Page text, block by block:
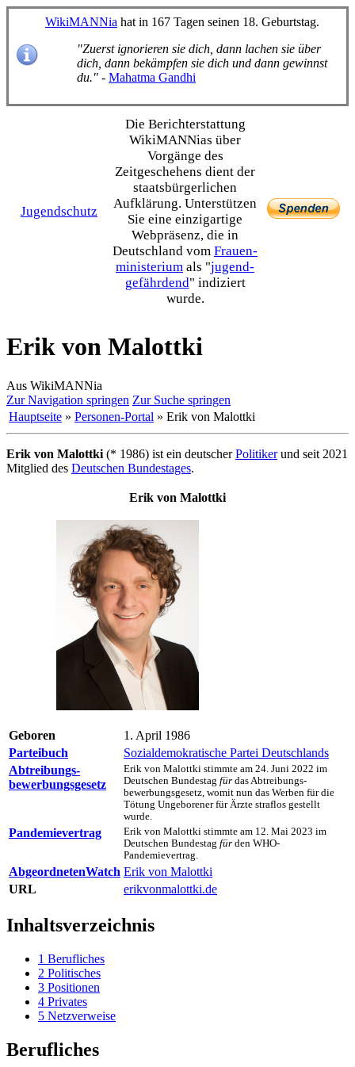
WikiMANNia hat in 167 Tagen seinen 18. Geburtstag.
"Zuerst ignorieren sie dich, dann lachen sie über
dich, dann bekämpfen sie dich und dann gewinnst
du." - Mahatma Gandhi
Jugendschutz
Die Bericht­erstattung
WikiMANNias über
Vorgänge des
Zeitgeschehens dient der
staats­bürgerlichen
Aufklärung. Unterstützen
Sie eine einzig­artige
Webpräsenz, die in
Deutschland vom Frauen­
ministerium als "jugend­
gefährdend" indiziert
wurde.
Erik von Malottki
Aus WikiMANNia
Zur Navigation springen Zur Suche springen
Hauptseite » Personen-Portal » Erik von Malottki
Erik von Malottki (* 1986) ist ein deutscherPolitikerund seit 2021
Mitglied des Deutschen Bundestages.
Erik von Malottki
Geboren
1. April 1986
Parteibuch
Sozialdemokratische Partei Deutschlands
Abtreibungs­
bewerbungs­gesetz
Erik von Malottki stimmte am 24. Juni 2022 im
Deutschen Bundes­tag für das Abtreibungs­
bewerbungs­gesetz, womit nun das Werben für die
Tötung Ungeborener für Ärzte straflos gestellt
wurde.
Pandemie­vertrag
Erik von Malottki stimmte am 12. Mai 2023 im
Deutschen Bundes­tag für den WHO-
Pandemievertrag.
AbgeordnetenWatch Erik von Malottki
URL
erikvonmalottki.de
Inhaltsverzeichnis
1 Berufliches
2 Politisches
3 Positionen
4 Privates
5 Netzverweise
Berufliches